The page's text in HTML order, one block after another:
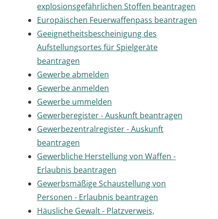
explosionsgefährlichen Stoffen beantragen
Europäischen Feuerwaffenpass beantragen
Geeignetheitsbescheinigung des
Aufstellungsortes für Spielgeräte
beantragen
Gewerbe abmelden
Gewerbe anmelden
Gewerbe ummelden
Gewerberegister - Auskunft beantragen
Gewerbezentralregister - Auskunft
beantragen
Gewerbliche Herstellung von Waffen -
Erlaubnis beantragen
Gewerbsmäßige Schaustellung von
Personen - Erlaubnis beantragen
Häusliche Gewalt - Platzverweis,